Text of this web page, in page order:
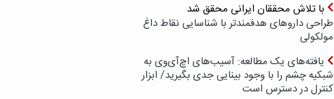
با تلاش محققان ایرانی محقق شد
طراحی داروهای هدفمندتر با شناسایی نقاط داغ
مولکولی
یافته‌های یک مطالعه: آسیب‌های اچ‌آی‌وی به
شبکیه چشم را با وجود بینایی جدی بگیرید/ ابزار
کنترل در دسترس است